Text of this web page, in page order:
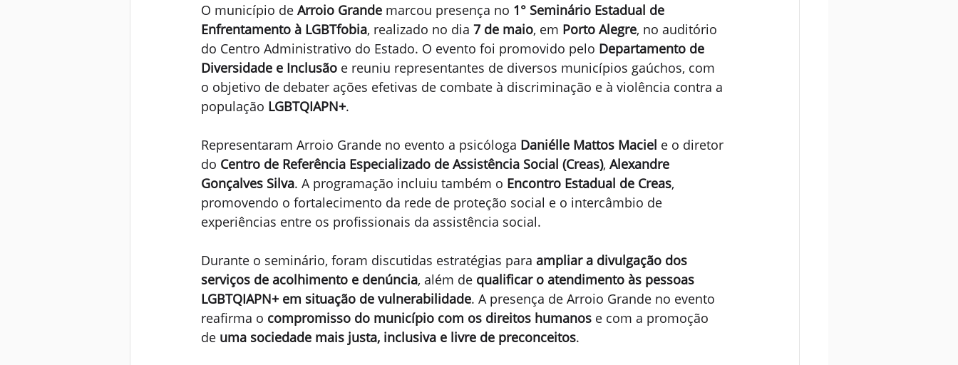
O município de Arroio Grande marcou presença no 1° Seminário Estadual de
Enfrentamento à LGBTfobia, realizado no dia 7 de maio, em Porto Alegre, no auditório
do Centro Administrativo do Estado. O evento foi promovido pelo Departamento de
Diversidade e Inclusão e reuniu representantes de diversos municípios gaúchos, com
o objetivo de debater ações efetivas de combate à discriminação e à violência contra a
população LGBTQIAPN+.
Representaram Arroio Grande no evento a psicóloga Daniélle Mattos Maciel e o diretor
do Centro de Referência Especializado de Assistência Social (Creas), Alexandre
Gonçalves Silva. A programação incluiu também o Encontro Estadual de Creas,
promovendo o fortalecimento da rede de proteção social e o intercâmbio de
experiências entre os profissionais da assistência social.
Durante o seminário, foram discutidas estratégias para ampliar a divulgação dos
serviços de acolhimento e denúncia, além de qualificar o atendimento às pessoas
LGBTQIAPN+ em situação de vulnerabilidade. A presença de Arroio Grande no evento
reafirma o compromisso do município com os direitos humanos e com a promoção
de uma sociedade mais justa, inclusiva e livre de preconceitos.